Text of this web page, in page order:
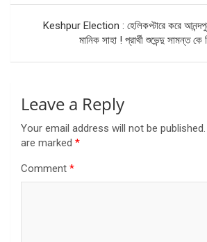
Keshpur Election : হেলিকপ্টারে করে
মানিক সাহা ! প্রার্থী শুভেন্দু সামন্ত
Leave a Reply
Your email address will not be published.
are marked *
Comment *